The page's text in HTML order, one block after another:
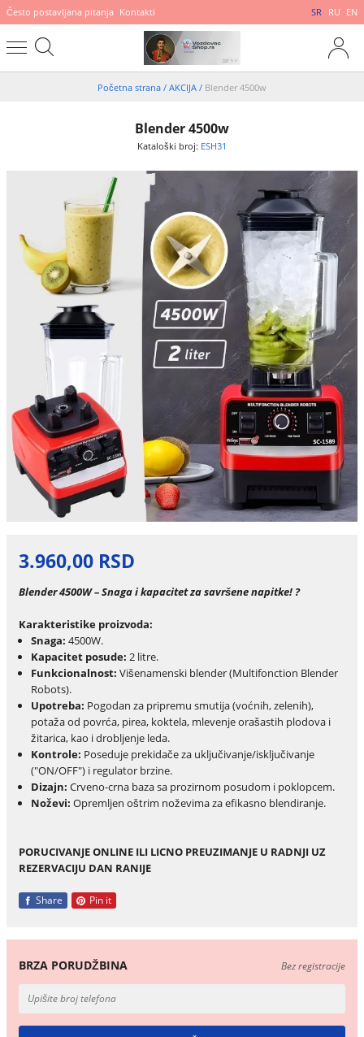
Često postavljana pitanja Kontakti SR RU EN
Početna strana / AKCIJA / Blender 4500w
Blender 4500w
Kataloški broj: ESH31
3.960,00 RSD
Blender 4500W – Snaga i kapacitet za savršene napitke! ?
Karakteristike proizvoda:
Snaga: 4500W.
Kapacitet posude: 2 litre.
Funkcionalnost: Višenamenski blender (Multifonction Blender
Robots).
Upotreba: Pogodan za pripremu smutija (voćnih, zelenih),
potaža od povrća, pirea, koktela, mlevenje orašastih plodova i
žitarica, kao i drobljenje leda.
Kontrole: Poseduje prekidače za uključivanje/isključivanje
("ON/OFF") i regulator brzine.
Dizajn: Crveno-crna baza sa prozirnom posudom i poklopcem.
Noževi: Opremljen oštrim noževima za efikasno blendiranje.
PORUCIVANJE ONLINE ILI LICNO PREUZIMANJE U RADNJI UZ
REZERVACIJU DAN RANIJE
Share Pin it
BRZA PORUDŽBINA Bez registracije